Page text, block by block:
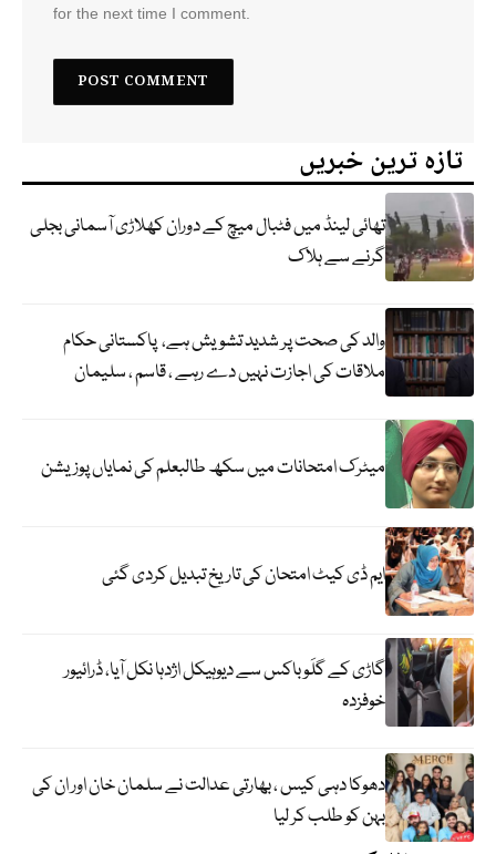
for the next time I comment.
تازہ ترین خبریں
تھائی لینڈ میں فٹبال میچ کے دوران کھلاڑی آسمانی بجلی
گرنے سے ہلاک
والد کی صحت پر شدید تشویش ہے، پاکستانی حکام
ملاقات کی اجازت نہیں دے رہے ، قاسم ، سلیمان
میٹرک امتحانات میں سکھ طالبعلم کی نمایاں پوزیشن
ایم ڈی کیٹ امتحان کی تاریخ تبدیل کردی گئی
گاڑی کے گلَو باکس سے دیوہیکل اژدہا نکل آیا، ڈرائیور
خوفزدہ
دھوکا دہی کیس ، بھارتی عدالت نے سلمان خان اور ان کی
بہن کو طلب کر لیا